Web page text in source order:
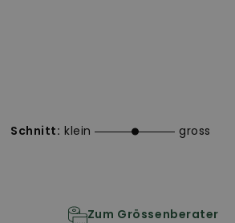
Schnitt: klein gross
Zum Grössenberater